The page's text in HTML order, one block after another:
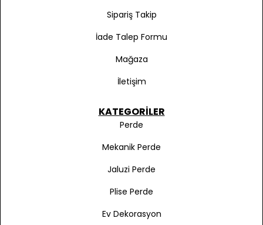
Sipariş Takip
İade Talep Formu
Mağaza
İletişim
KATEGORILER
Perde
Mekanik Perde
Jaluzi Perde
Plise Perde
Ev Dekorasyon